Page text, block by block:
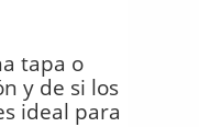
tapa o
y de si los
ideal para